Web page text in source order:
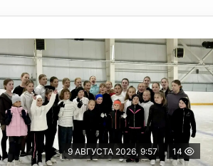
9 АВГУСТА 2026, 9:57 14